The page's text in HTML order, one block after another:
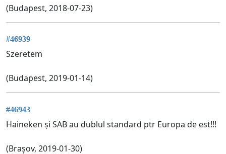
(Budapest, 2018-07-23)
#46939
Szeretem
(Budapest, 2019-01-14)
#46943
Haineken și SAB au dublul standard ptr Europa de est!!!
(Brașov, 2019-01-30)